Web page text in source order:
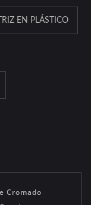
EN PLÁSTICO
Cromado